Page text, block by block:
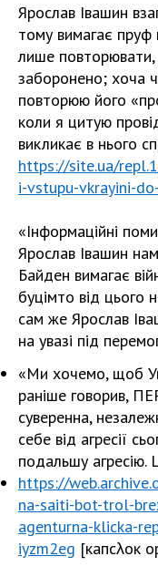
Ярослав Івашин
тому вимагає пруф
лише повторювати,
заборонено; хоча
повторюю його
коли я цитую
викликає в нього
https://site.ua/
i-vstupu-vkrayini-
«Інформаційні
Ярослав Івашин
Байден вимагає
буцімто від цього
сам же Ярослав
на увазі під
«Ми хочемо, щоб
раніше говорив,
суверенна,
себе від агресії
подальшу
https://
na-saiti-bot-trol-
agenturna-klicka-
iyzm2eg [капсλок